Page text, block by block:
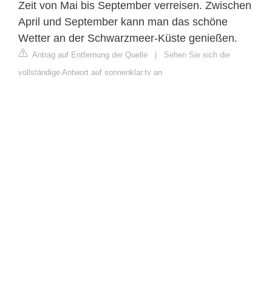
Zeit von Mai bis September verreisen. Zwischen
April und September kann man das schöne
Wetter an der Schwarzmeer-Küste genießen.
Antrag auf Entfernung der Quelle | Sehen Sie sich die
vollständige Antwort auf sonnenklar.tv an